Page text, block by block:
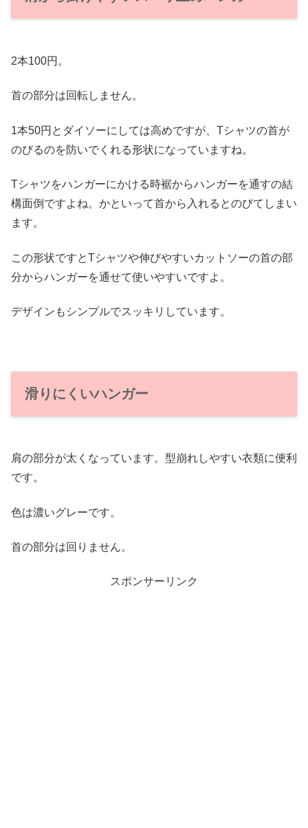
2本100円。
首の部分は回転しません。
1本50円とダイソーにしては高めですが、Tシャツの首が
のびるのを防いでくれる形状になっていますね。
Tシャツをハンガーにかける時裾からハンガーを通すの結
構面倒ですよね。かといって首から入れるとのびてしまい
ます。
この形状ですとTシャツや伸びやすいカットソーの首の部
分からハンガーを通せて使いやすいですよ。
デザインもシンプルでスッキリしています。
滑りにくいハンガー
肩の部分が太くなっています。型崩れしやすい衣類に便利
です。
色は濃いグレーです。
首の部分は回りません。
スポンサーリンク